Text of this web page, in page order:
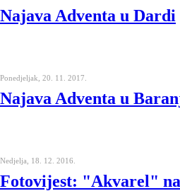
Najava Adventa u Dardi
Ponedjeljak, 20. 11. 2017.
Najava Adventa u
Nedjelja, 18. 12. 2016.
Fotovijest: "Akvarel"